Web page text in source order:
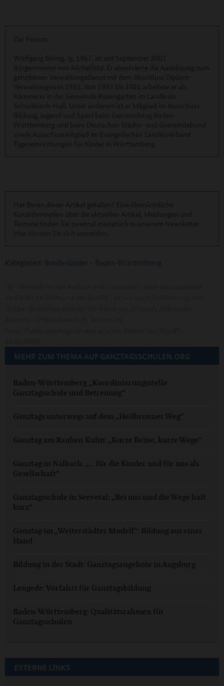
Hier können Sie sich anmelden
Kategorien: Bundesländer - Baden-Württemberg
MEHR ZUM THEMA AUF GANZTAGSSCHULEN.ORG
Baden-Württemberg „Koordinierungsstelle
Ganztagsschule und Betreuung“
Ganztags unterwegs auf dem „Heilbronner Weg“
Ganztag am Rauhen Kulm: „Kurze Beine, kurze Wege“
Ganztag in Nalbach: „… für die Kinder und für uns als
Gesellschaft“
Ganztagsschule in Seevetal: „Bei uns sind die Wege halt
kurz“
Ganztag im „Weiterstädter Modell“: Bildung aus einer
Hand
Bildung in der Stadt: Ganztagsangebote in Augsburg
Lengede: Vorfahrt für Ganztagsbildung
Baden-Württemberg: Qualitätsrahmen für
Ganztagsschulen
EXTERNE LINKS